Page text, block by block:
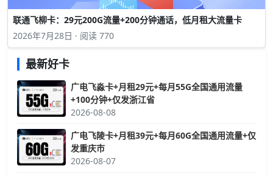
联通飞柳卡：29元200G流量+200分钟通话，低月租大流量卡
2026年7月28日 · 阅读 770
最新好卡
广电飞淼卡+月租29元+每月55G全国通用流量
+100分钟+仅发浙江省
2026-08-08
广电飞陵卡+月租39元+每月60G全国通用流量+仅
发重庆市
2026-08-07